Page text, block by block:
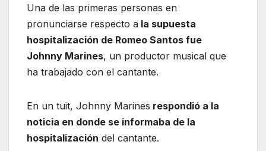
Una de las primeras personas en
pronunciarse respecto a la supuesta
hospitalización de Romeo Santos fue
Johnny Marines, un productor musical que
ha trabajado con el cantante.
En un tuit, Johnny Marines respondió a la
noticia en donde se informaba de la
hospitalización del cantante.